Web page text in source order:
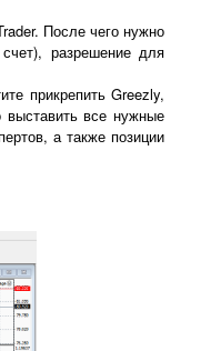
После чего нужно
разрешение для
прикрепить Greezly,
выставить все нужные
а также позиции